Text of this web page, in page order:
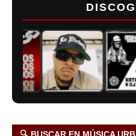
🔍 BUSCAR EN MÚSICA